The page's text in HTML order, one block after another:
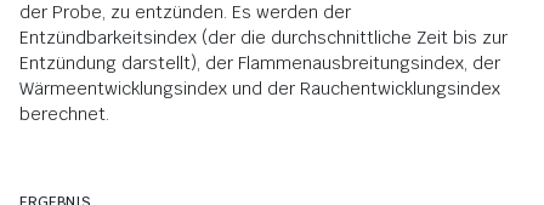
der Probe, zu entzünden. Es werden der
Entzündbarkeitsindex (der die durchschnittliche Zeit bis zur
Entzündung darstellt), der Flammenausbreitungsindex, der
Wärmeentwicklungsindex und der Rauchentwicklungsindex
berechnet.